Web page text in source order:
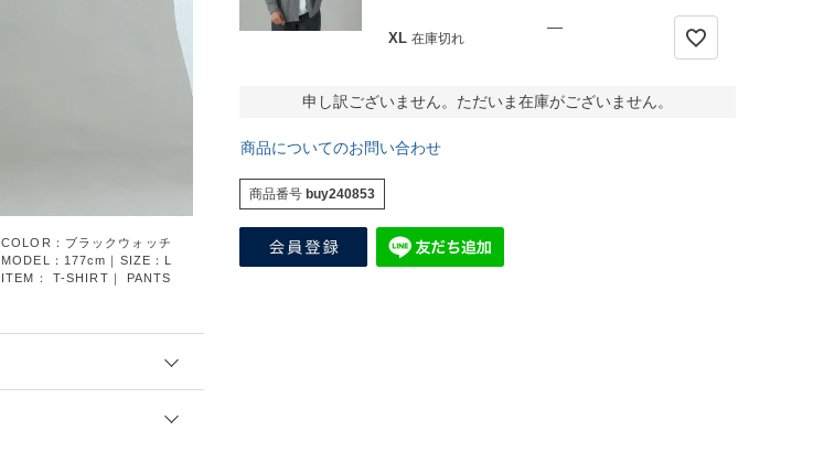
COLOR：ブラックウォッチ
MODEL：177cm｜SIZE：L
ITEM： T-SHIRT ｜ PANTS
XL 在庫切れ
—
申し訳ございません。ただいま在庫がございません。
商品についてのお問い合わせ
商品番号 buy240853